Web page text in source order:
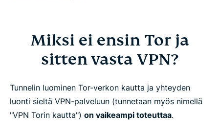
Miksi ei ensin Tor ja
sitten vasta VPN?
Tunnelin luominen Tor-verkon kautta ja yhteyden
luonti sieltä VPN-palveluun (tunnetaan myös nimellä
"VPN Torin kautta") on vaikeampi toteuttaa.